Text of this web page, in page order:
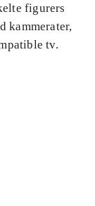
figurers
kammerater,
tv.